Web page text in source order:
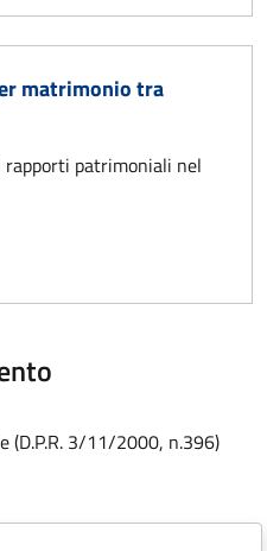
matrimonio tra
rapporti patrimoniali nel
(D.P.R. 3/11/2000, n.396)